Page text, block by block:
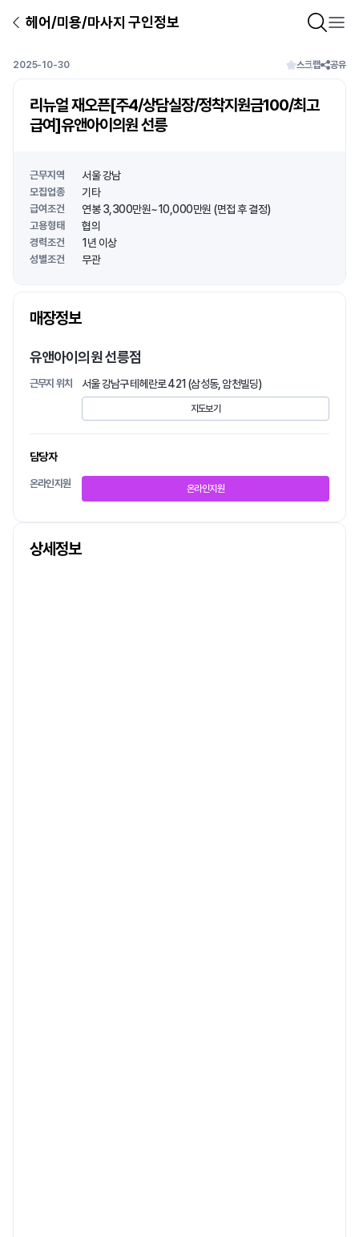
헤어/미용/마사지 구인정보
2025-10-30 스크랩 공유
리뉴얼 재오픈[주4/상담실장/정착지원금100/최고
급여]유앤아이의원 선릉
근무지역 서울 강남
모집업종 기타
급여조건 연봉 3,300만원~10,000만원 (면접 후 결정)
고용형태 협의
경력조건 1년 이상
성별조건 무관
매장정보
유앤아이의원 선릉점
근무지 위치 서울 강남구 테헤란로 421 (삼성동, 암천빌딩)
지도보기
담당자
온라인지원 온라인지원
상세정보